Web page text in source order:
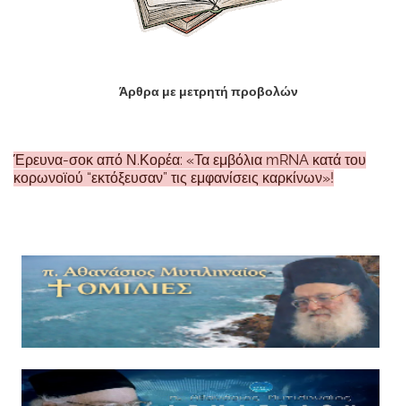
Άρθρα με μετρητή προβολών
Έρευνα-σοκ από Ν.Κορέα: «Τα εμβόλια mRNA κατά του
κορωνοϊού “εκτόξευσαν” τις εμφανίσεις καρκίνων»!